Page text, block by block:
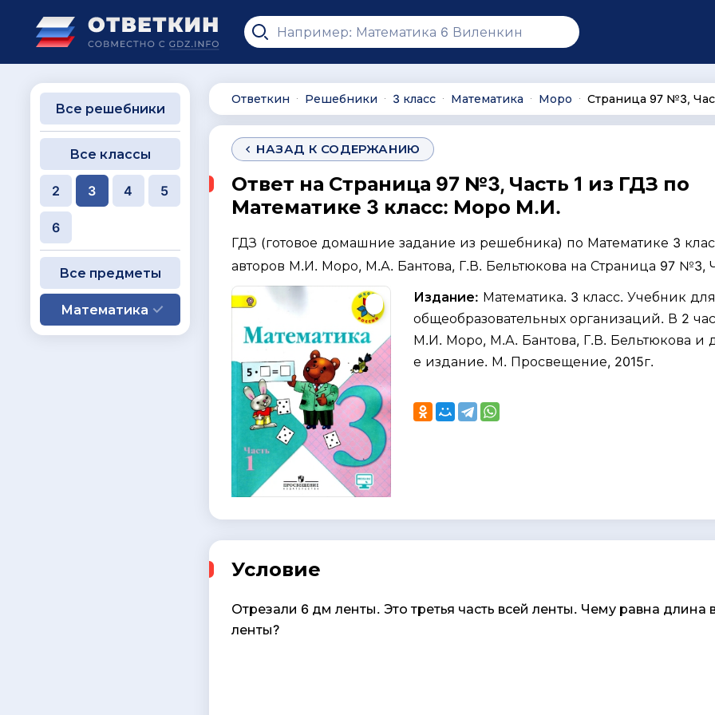
Ответкин ∙ Решебники ∙ 3 класс ∙ Математика ∙ Моро ∙ Страница 97 №3,
НАЗАД К СОДЕРЖАНИЮ
Ответ на Страница 97 №3, Часть 1 из ГДЗ по
Математике 3 класс: Моро М.И.
ГДЗ (готовое домашние задание из решебника) по Математике 3
авторов М.И. Моро, М.А. Бантова, Г.В. Бельтюкова на Страница 97 №3,
Издание: Математика. 3 класс. Учебник для
общеобразовательных организаций. В 2
М.И. Моро, М.А. Бантова, Г.В. Бельтюкова и
е издание. М. Просвещение, 2015г.
Условие
Отрезали 6 дм ленты. Это третья часть всей ленты. Чему равна длина
ленты?
Все решебники
Все классы
2 3 4 5
6
Все предметы
Математика